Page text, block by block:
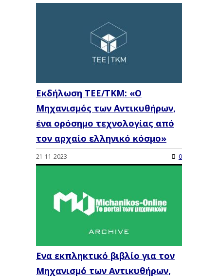
Εκδήλωση ΤΕΕ/ΤΚΜ: «Ο
Μηχανισμός των Αντικυθήρων,
ένα ορόσημο τεχνολογίας από
τον αρχαίο ελληνικό κόσμο»
21-11-2023 0
Ενα εκπληκτικό βιβλίο για τον
Μηχανισμό των Αντικυθήρων,